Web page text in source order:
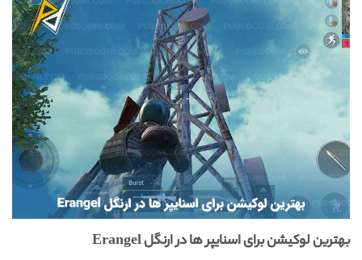
بهترین لوکیشن برای اسنایپر ها در ارنگل Erangel